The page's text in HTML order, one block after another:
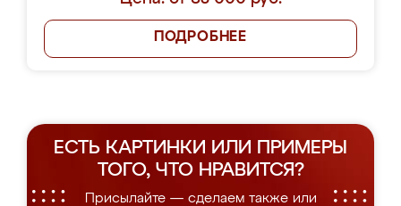
ПОДРОБНЕЕ
ЕСТЬ КАРТИНКИ ИЛИ ПРИМЕРЫ
ТОГО, ЧТО НРАВИТСЯ?
Присылайте — сделаем также или